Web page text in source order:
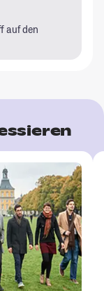
auf den